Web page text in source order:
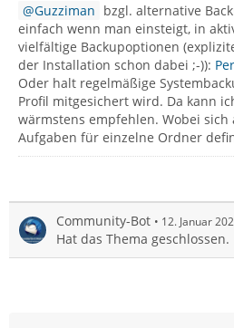
Guzziman bzgl. alternative
einfach wenn man einsteigt, in
vielfältige Backupoptionen
der Installation schon dabei ;-)):
Oder halt regelmäßige
Profil mitgesichert wird. Da kann
wärmstens empfehlen. Wobei sich
Aufgaben für einzelne Ordner
Community-Bot 12. Januar
Hat das Thema geschlossen.